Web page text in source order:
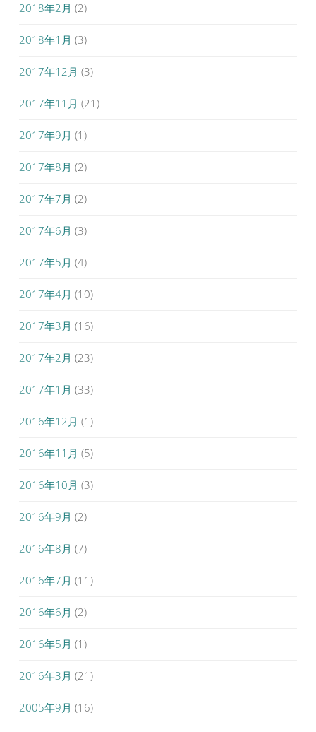
2018年2月 (2)
2018年1月 (3)
2017年12月 (3)
2017年11月 (21)
2017年9月 (1)
2017年8月 (2)
2017年7月 (2)
2017年6月 (3)
2017年5月 (4)
2017年4月 (10)
2017年3月 (16)
2017年2月 (23)
2017年1月 (33)
2016年12月 (1)
2016年11月 (5)
2016年10月 (3)
2016年9月 (2)
2016年8月 (7)
2016年7月 (11)
2016年6月 (2)
2016年5月 (1)
2016年3月 (21)
2005年9月 (16)